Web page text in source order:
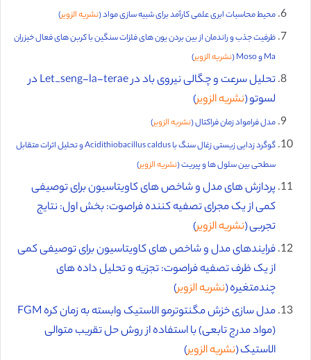
محیط محاسبات ابری علمی کارآمد برای شبیه سازی مواد (نشریه الزویر)
ظرفیت جذب و راندمان از بین بردن یون های فلزات سنگین با کربن های فعال خیزران
Ma و Moso (
نشریه الزویر)
تحلیل سرعت و چگالی نیروی باد در Let_seng-la-terae در
لسوتو (نشریه الزویر)
مدل فرامواد زمان فراکتال (نشریه الزویر)
گوگرد زدایی زیستی زغال سنگ با Acidithiobacillus caldus و تحلیل اثرات متقابل
سطحی بین سلول ها و پیریت (نشریه الزویر)
پردازش های مدل و شاخص های کاویتاسیون برای توصیفی
کمی از یک مجرای تصفیه کننده‌ فراصوت: بخش اول: نتایج
تجربی (نشریه الزویر)
فرایندهای مدل و شاخص های کاویتاسیون برای توصیفی کمی
از یک ظرف تصفیه‌ فراصوت: تجزیه و تحلیل داده های
چندمتغیره (نشریه الزویر)
مدل سازی خزش مگنتوترمو الاستیک وابسته به زمان کره FGM
(مواد مدرج تابعی) با استفاده از روش حل تقریب متوالی
الاستیک (نشریه الزویر)